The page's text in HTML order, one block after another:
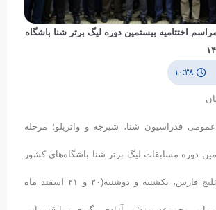
تصویری۱_مراسم اختتامیه بیستمین دوره لیگ برتر شنا باشگاه
۱۰:۳۸
فدراسیون شنا، شیرجه و واترپلو؛ مرحله
دوره مسابقات لیگ برتر شنا باشگاه‌های کشور
سال ۱۴۰۲_ جام خلیج فارس، یکشنبه و دوشنبه(۲۰ و ۲۱ اسفند ماه